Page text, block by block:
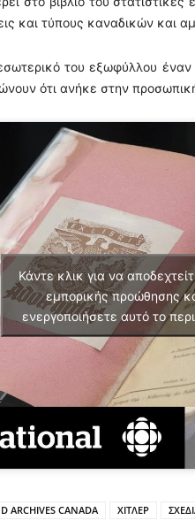
και τύπους καναδικών και
του εξωφύλλου
ότι ανήκε στην
Κάντε κλικ για να
εμπορικής προώθησης
ενεργοποιήσετε αυτό το
ARCHIVES CANADA ΧΙΤΛΕΡ